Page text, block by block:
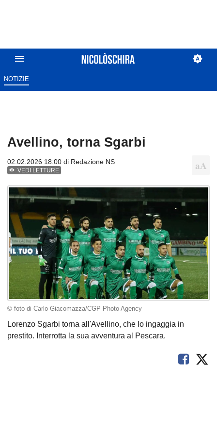
NOTIZIE
Avellino, torna Sgarbi
02.02.2026 18:00 di Redazione NS
VEDI LETTURE
© foto di Carlo Giacomazza/CGP Photo Agency
Lorenzo Sgarbi torna all'Avellino, che lo ingaggia in
prestito. Interrotta la sua avventura al Pescara.